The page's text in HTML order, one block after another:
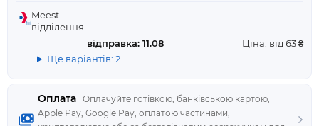
Оплата Оплачуйте готівкою, банківською картою,
Apple Pay, Google Pay, оплатою частинами,
Meest
відділення
відправка: 11.08
Ціна: від 63 ₴
Ще варіантів: 2